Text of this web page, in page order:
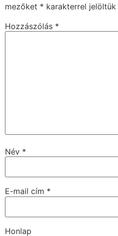
mezőket * karakterrel jelöltük
Hozzászólás *
Név *
E-mail cím *
Honlap